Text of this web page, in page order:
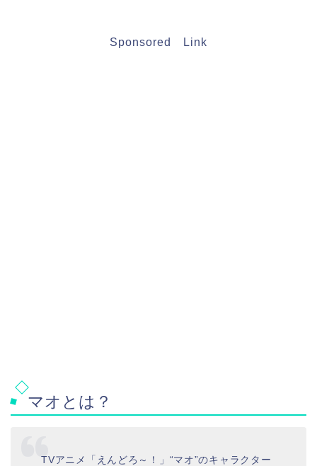
Sponsored Link
マオとは？
TVアニメ「えんどろ～！」“マオ”のキャラクター